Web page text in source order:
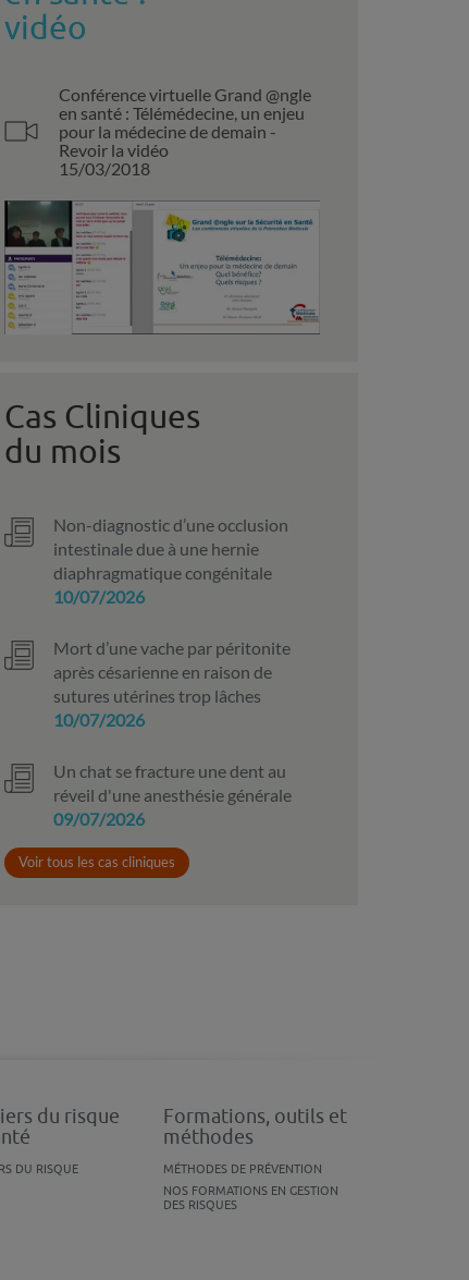
vidéo
Conférence virtuelle Grand @ngle
en santé : Télémédecine, un enjeu
pour la médecine de demain -
Revoir la vidéo
15/03/2018
Cas Cliniques
du mois
Non-diagnostic d’une occlusion
intestinale due à une hernie
diaphragmatique congénitale
10/07/2026
Mort d’une vache par péritonite
après césarienne en raison de
sutures utérines trop lâches
10/07/2026
Un chat se fracture une dent au
réveil d'une anesthésie générale
09/07/2026
Voir tous les cas cliniques
du risque
DU RISQUE
Formations, outils et
méthodes
MÉTHODES DE PRÉVENTION
NOS FORMATIONS EN GESTION
DES RISQUES